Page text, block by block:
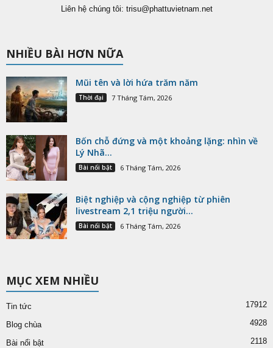
Liên hệ chúng tôi: trisu@phattuvietnam.net
NHIỀU BÀI HƠN NỮA
Mũi tên và lời hứa trăm năm
Thời đại 7 Tháng Tám, 2026
Bốn chỗ đứng và một khoảng lặng: nhìn về
Lý Nhã...
Bài nổi bật 6 Tháng Tám, 2026
Biệt nghiệp và cộng nghiệp từ phiên
livestream 2,1 triệu người...
Bài nổi bật 6 Tháng Tám, 2026
MỤC XEM NHIỀU
Tin tức 17912
Blog chùa 4928
Bài nổi bật 2118